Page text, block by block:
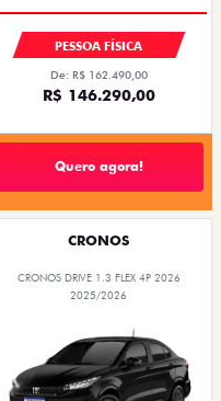
PESSOA FÍSICA
De: R$ 162.490,00
R$ 146.290,00
Quero agora!
CRONOS
CRONOS DRIVE 1.3 FLEX 4P 2026
2025/2026